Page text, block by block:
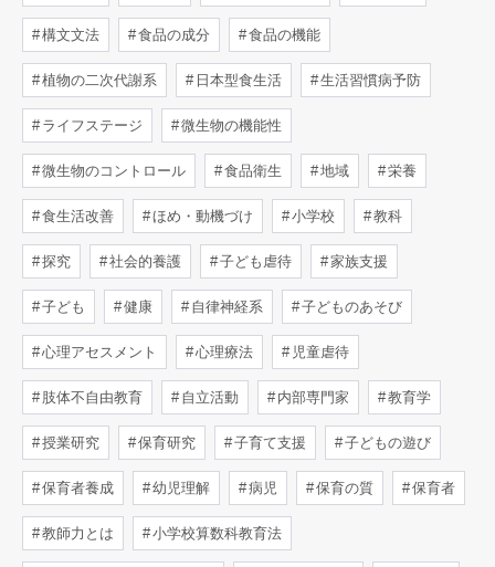
構文文法 食品の成分 食品の機能
植物の二次代謝系 日本型食生活 生活習慣病予防
ライフステージ 微生物の機能性
微生物のコントロール 食品衛生 地域 栄養
食生活改善 ほめ・動機づけ 小学校 教科
探究 社会的養護 子ども虐待 家族支援
子ども 健康 自律神経系 子どものあそび
心理アセスメント 心理療法 児童虐待
肢体不自由教育 自立活動 内部専門家 教育学
授業研究 保育研究 子育て支援 子どもの遊び
保育者養成 幼児理解 病児 保育の質 保育者
教師力とは 小学校算数科教育法